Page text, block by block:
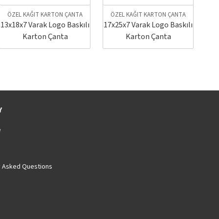
ÖZEL KAĞIT KARTON ÇANTA
13x18x7 Varak Logo Baskılı
Karton Çanta
ÖZEL KAĞIT KARTON ÇANTA
17x25x7 Varak Logo Baskılı
Karton Çanta
Questions